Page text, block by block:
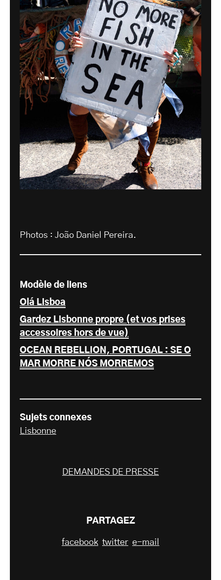
Photos : João Daniel Pereira.
Modèle de liens
Olá Lisboa
Gardez Lisbonne propre (et vos prises
accessoires hors de vue)
OCEAN REBELLION, PORTUGAL : SE O
MAR MORRE NÓS MORREMOS
Sujets connexes
Lisbonne
DEMANDES DE PRESSE
PARTAGEZ
facebook twitter e-mail